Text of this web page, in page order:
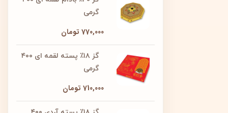
گرمی
770,000 تومان
گز ۱۸٪ پسته لقمه ای ۴۰۰
گرمی
710,000 تومان